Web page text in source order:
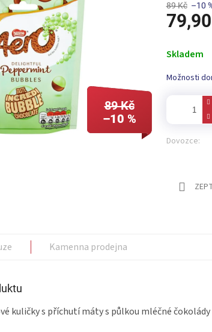
89 Kč
–10 %
89 Kč –10
cena:
Skladem
Možnosti
Dovozce:
Kamenna prodejna
kuličky s příchutí máty s půlkou mléčné